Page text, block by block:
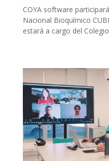
COYA software
Nacional Bioquímico
estará a cargo del